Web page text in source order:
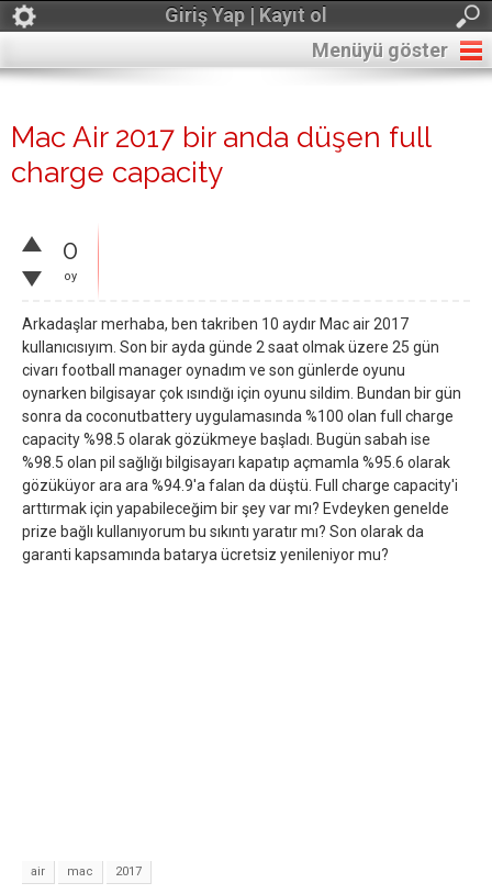
Giriş Yap | Kayıt ol
Menüyü göster
Mac Air 2017 bir anda düşen full
charge capacity
0
oy
Arkadaşlar merhaba, ben takriben 10 aydır Mac air 2017
kullanıcısıyım. Son bir ayda günde 2 saat olmak üzere 25 gün
civarı football manager oynadım ve son günlerde oyunu
oynarken bilgisayar çok ısındığı için oyunu sildim. Bundan bir gün
sonra da coconutbattery uygulamasında %100 olan full charge
capacity %98.5 olarak gözükmeye başladı. Bugün sabah ise
%98.5 olan pil sağlığı bilgisayarı kapatıp açmamla %95.6 olarak
gözüküyor ara ara %94.9'a falan da düştü. Full charge capacity'i
arttırmak için yapabileceğim bir şey var mı? Evdeyken genelde
prize bağlı kullanıyorum bu sıkıntı yaratır mı? Son olarak da
garanti kapsamında batarya ücretsiz yenileniyor mu?
air mac 2017